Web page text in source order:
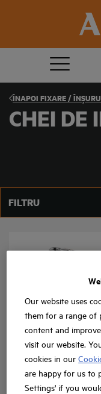
ÎNAPOI FIXARE /
CHEI DE
FILTRU
Cheie de impact
compactă 18 V
BSS 18C 12Z
Variații ale produsului
Our website uses
them for a range of
content and
visit our website.
cookies in our
are happy for us to
Settings' if you